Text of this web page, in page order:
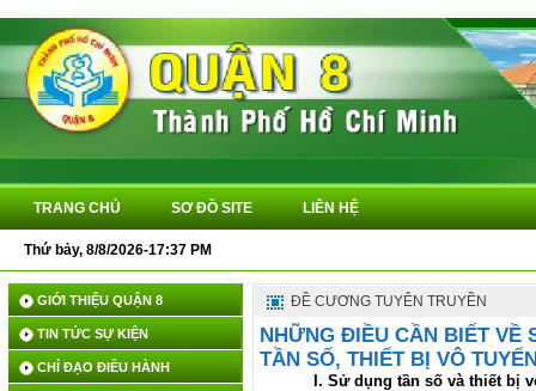
TRANG CHỦ SƠ ĐỒ SITE LIÊN HỆ
Thứ bảy, 8/8/2026-17:37 PM
GIỚI THIỆU QUẬN 8
TIN TỨC SỰ KIỆN
CHỈ ĐẠO ĐIỀU HÀNH
ĐỀ CƯƠNG TUYÊN TRUYỀN
NHỮNG ĐIỀU CẦN BIẾT VỀ
TẦN SỐ, THIẾT BỊ VÔ
I. Sử dụng tần số và thiết bị